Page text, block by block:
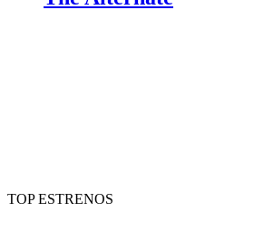
TOP ESTRENOS